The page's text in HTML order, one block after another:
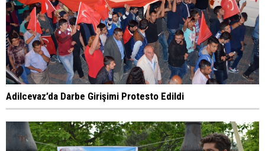
Adilcevaz’da Darbe Girişimi Protesto Edildi